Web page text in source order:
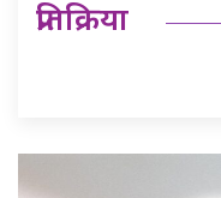
प्रतिक्रिया